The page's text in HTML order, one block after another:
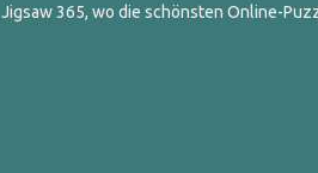
Jigsaw 365, wo die schönsten Online-